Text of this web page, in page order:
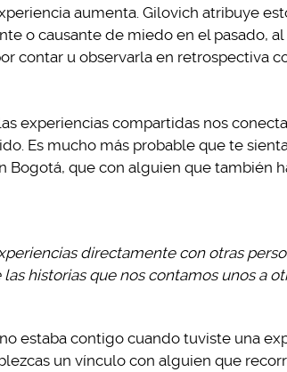
aumenta. Gilovich atribuye
o causante de miedo en el pasado,
contar u observarla en retrospectiva
experiencias compartidas nos
Es mucho más probable que te
Bogotá, que con alguien que también
directamente con otras
historias que nos contamos unos a
estaba contigo cuando tuviste una
un vínculo con alguien que